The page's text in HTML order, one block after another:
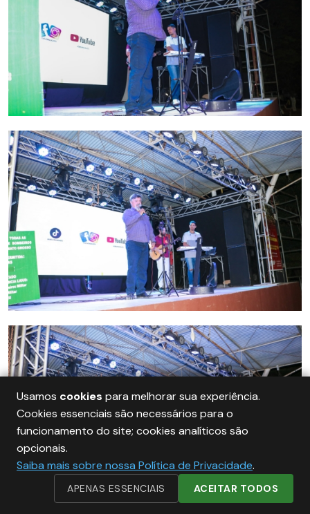
Usamos cookies para melhorar sua experiência.
Cookies essenciais são necessários para o
funcionamento do site; cookies analíticos são
opcionais.
Saiba mais sobre nossa Política de Privacidade.
APENAS ESSENCIAIS ACEITAR TODOS